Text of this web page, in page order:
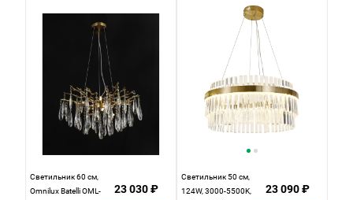
Светильник 60 см,
Omnilux Batelli OML-
23 030 ₽
Светильник 50 см,
124W, 3000-5500K,
23 090 ₽